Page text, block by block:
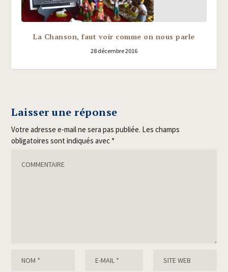
La Chanson, faut voir comme on nous parle
28 décembre 2016
Laisser une réponse
Votre adresse e-mail ne sera pas publiée. Les champs
obligatoires sont indiqués avec *